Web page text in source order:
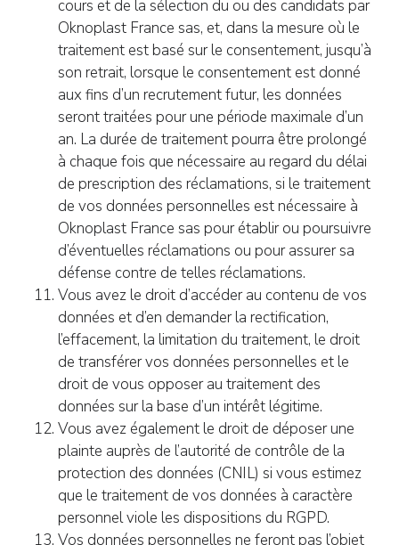
cours et de la sélection du ou des candidats par
Oknoplast France sas, et, dans la mesure où le
traitement est basé sur le consentement, jusqu’à
son retrait, lorsque le consentement est donné
aux fins d’un recrutement futur, les données
seront traitées pour une période maximale d’un
an. La durée de traitement pourra être prolongé
à chaque fois que nécessaire au regard du délai
de prescription des réclamations, si le traitement
de vos données personnelles est nécessaire à
Oknoplast France sas pour établir ou poursuivre
d’éventuelles réclamations ou pour assurer sa
défense contre de telles réclamations.
Vous avez le droit d’accéder au contenu de vos
données et d’en demander la rectification,
l’effacement, la limitation du traitement, le droit
de transférer vos données personnelles et le
droit de vous opposer au traitement des
données sur la base d’un intérêt légitime.
Vous avez également le droit de déposer une
plainte auprès de l’autorité de contrôle de la
protection des données (CNIL) si vous estimez
que le traitement de vos données à caractère
personnel viole les dispositions du RGPD.
Vos données personnelles ne feront pas l’objet